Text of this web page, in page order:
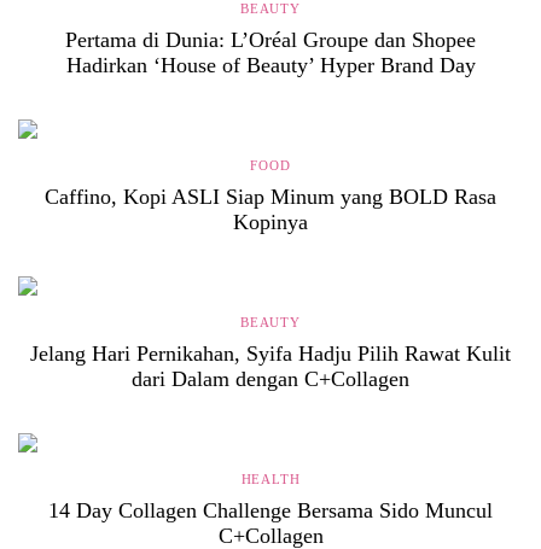
BEAUTY
Pertama di Dunia: L’Oréal Groupe dan Shopee
Hadirkan ‘House of Beauty’ Hyper Brand Day
FOOD
Caffino, Kopi ASLI Siap Minum yang BOLD Rasa
Kopinya
BEAUTY
Jelang Hari Pernikahan, Syifa Hadju Pilih Rawat Kulit
dari Dalam dengan C+Collagen
HEALTH
14 Day Collagen Challenge Bersama Sido Muncul
C+Collagen